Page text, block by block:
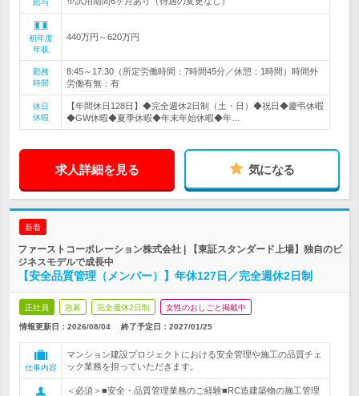
給与
初年度
年収
440万円～620万円
勤務
時間
8:45～17:30（所定労働時間：7時間45分／休憩：1時間）時間外
労働有無：有
休日
休暇
【年間休日128日】◆完全週休2日制（土・日）◆祝日◆慶弔休暇
◆GW休暇◆夏季休暇◆年末年始休暇◆年…
求人詳細を見る 気になる
新着
ファーストコーポレーション株式会社 | 【東証スタンダード上場】独自のビ
ジネスモデルで成長中
【安全品質管理（メンバー）】年休127日／完全週休2日制
正社員 急募 完全週休2日制 女性のおしごと掲載中
情報更新日：2026/08/04 終了予定日： 2027/01/25
仕事内容
マンション建設プロジェクトにおける安全管理や施工の品質チェ
ック業務を担っていただきます。
＜必須＞■安全・品質管理業務のご経験■RC造建築物の施工管理